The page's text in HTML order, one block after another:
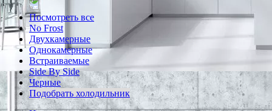
Посмотреть все
No Frost
Двухкамерные
Однокамерные
Встраиваемые
Side By Side
Черные
Подобрать холодильник